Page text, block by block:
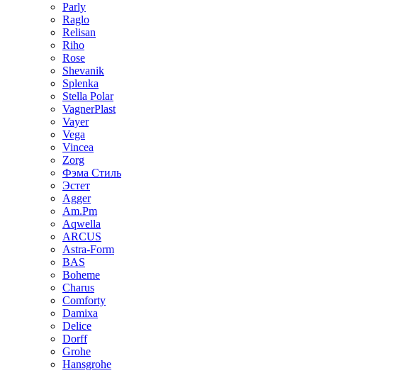
Parly
Raglo
Relisan
Riho
Rose
Shevanik
Splenka
Stella Polar
VagnerPlast
Vayer
Vega
Vincea
Zorg
Фэма Стиль
Эстет
Agger
Am.Pm
Aqwella
ARCUS
Astra-Form
BAS
Boheme
Charus
Comforty
Damixa
Delice
Dorff
Grohe
Hansgrohe